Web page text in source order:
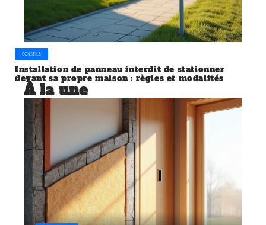
CONSEILS
Installation de panneau interdit de stationner
devant sa propre maison : règles et modalités
À la une